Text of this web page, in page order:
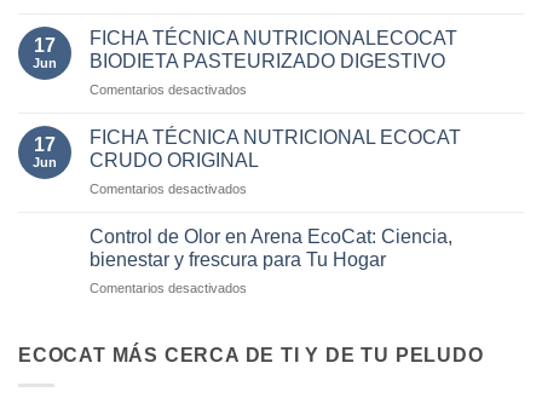
TÉCNICA
NUTRICIONAL
ECOCAT
BAJO
EN
17
Jun
FICHA TÉCNICA NUTRICIONALECOCAT
BIODIETA PASTEURIZADO DIGESTIVO
Comentarios desactivados
TÉCNICA
NUTRICIONALECOCAT
BIODIETA
17
Jun
FICHA TÉCNICA NUTRICIONAL ECOCAT
CRUDO ORIGINAL
Comentarios desactivados
TÉCNICA
NUTRICIONAL
ECOCAT
Control de Olor en Arena EcoCat: Ciencia,
bienestar y frescura para Tu Hogar
Comentarios desactivados
Olor
ECOCAT MÁS CERCA DE TI Y DE TU PELUDO